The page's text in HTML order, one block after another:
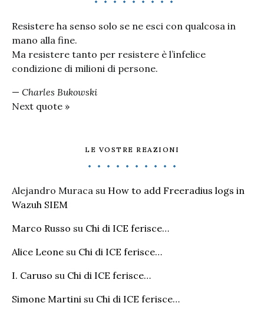
Resistere ha senso solo se ne esci con qualcosa in
mano alla fine.
Ma resistere tanto per resistere è l’infelice
condizione di milioni di persone.
— Charles Bukowski
Next quote »
LE VOSTRE REAZIONI
Alejandro Muraca su How to add Freeradius logs in
Wazuh SIEM
Marco Russo su Chi di ICE ferisce…
Alice Leone su Chi di ICE ferisce…
I. Caruso su Chi di ICE ferisce…
Simone Martini su Chi di ICE ferisce…